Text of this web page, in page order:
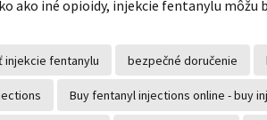
ako iné opioidy, injekcie fentanylu môžu
injekcie fentanylu bezpečné doručenie
Buy fentanyl injections online - buy